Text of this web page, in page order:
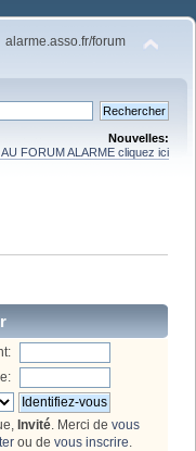
alarme.asso.fr/forum
Nouvelles:
FORUM ALARME cliquez ici
Invité . Merci de vous
ou de vous inscrire